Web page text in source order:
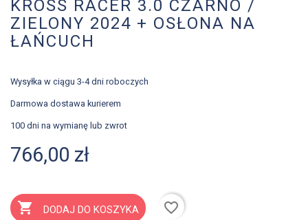
KROSS RACER 3.0 CZARNO /
ZIELONY 2024 + OSŁONA NA
ŁAŃCUCH
Wysyłka w ciągu 3-4 dni roboczych
Darmowa dostawa kurierem
100 dni na wymianę lub zwrot
766,00 zł
 DODAJ DO KOSZYKA
favorite_border